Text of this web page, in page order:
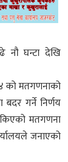
नौ घन्टा देखि
को मतगणनाको
गर्ने निर्णय
मतगणना
जनाएको